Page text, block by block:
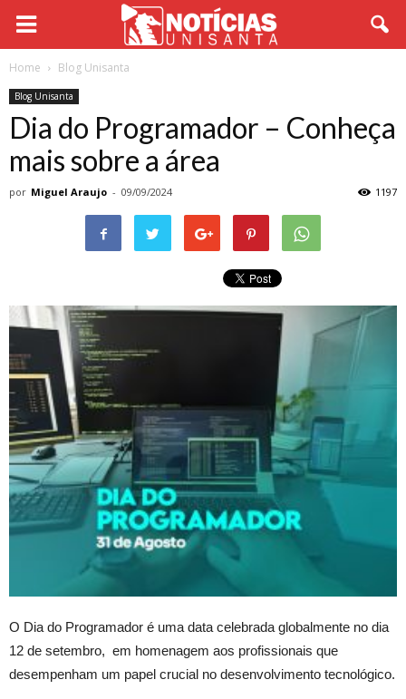
Home Blog Unisanta
Blog Unisanta
Dia do Programador – Conheça
mais sobre a área
por Miguel Araujo - 09/09/2024 1197
O Dia do Programador é uma data celebrada globalmente no dia
12 de setembro, em homenagem aos profissionais que
desempenham um papel crucial no desenvolvimento tecnológico.